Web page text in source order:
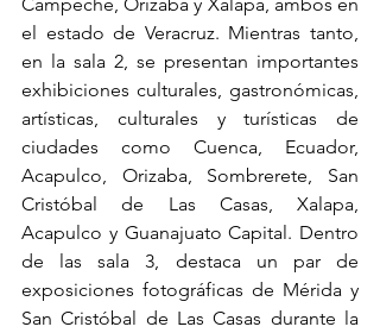
el estado de Veracruz. Mientras tanto,
en la sala 2, se presentan importantes
exhibiciones culturales, gastronómicas,
artísticas, culturales y turísticas de
ciudades como Cuenca, Ecuador,
Acapulco, Orizaba, Sombrerete, San
Cristóbal de Las Casas, Xalapa,
Acapulco y Guanajuato Capital. Dentro
de las sala 3, destaca un par de
exposiciones fotográficas de Mérida y
San Cristóbal de Las Casas durante la